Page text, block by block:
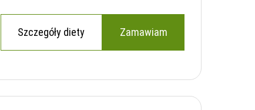
Szczegóły diety Zamawiam